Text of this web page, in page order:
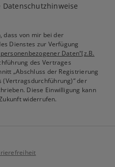
Datenschutzhinweise
dass von mir bei der
Dienstes zur Verfügung
Daten“(z.B.
des Vertrages
„Abschluss der Registrierung
(Vertragsdurchführung)“ der
Diese Einwilligung kann
widerrufen.